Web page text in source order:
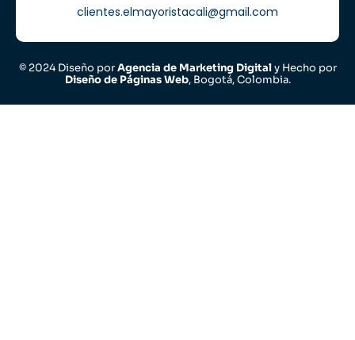
clientes.elmayoristacali@gmail.com
© 2024 Diseño porAgencia de Marketing Digitaly Hecho por
Diseño de Páginas Web, Bogotá, Colombia.